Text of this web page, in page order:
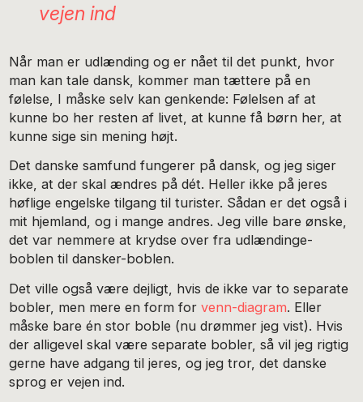
vejen ind
Når man er udlænding og er nået til det punkt, hvor
man kan tale dansk, kommer man tættere på en
følelse, I måske selv kan genkende: Følelsen af at
kunne bo her resten af livet, at kunne få børn her, at
kunne sige sin mening højt.
Det danske samfund fungerer på dansk, og jeg siger
ikke, at der skal ændres på dét. Heller ikke på jeres
høflige engelske tilgang til turister. Sådan er det også i
mit hjemland, og i mange andres. Jeg ville bare ønske,
det var nemmere at krydse over fra udlændinge-
boblen til dansker-boblen.
Det ville også være dejligt, hvis de ikke var to separate
bobler, men mere en form forvenn-diagram. Eller
måske bare én stor boble (nu drømmer jeg vist). Hvis
der alligevel skal være separate bobler, så vil jeg rigtig
gerne have adgang til jeres, og jeg tror, det danske
sprog er vejen ind.